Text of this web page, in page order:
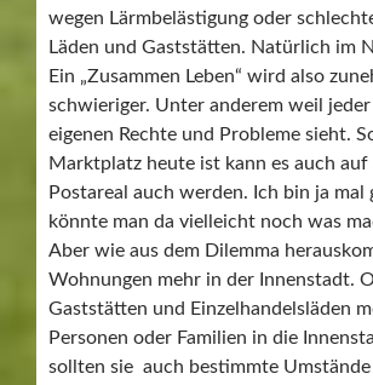
wegen Lärmbelästigung oder
Läden und Gaststätten. Natürlich im
Ein „Zusammen Leben“ wird also
schwieriger. Unter anderem weil
eigenen Rechte und Probleme sieht.
Marktplatz heute ist kann es auch
Postareal auch werden. Ich bin ja mal
könnte man da vielleicht noch was
Aber wie aus dem Dilemma
Wohnungen mehr in der Innenstadt.
Gaststätten und Einzelhandelsläden
Personen oder Familien in die
sollten sie auch bestimmte